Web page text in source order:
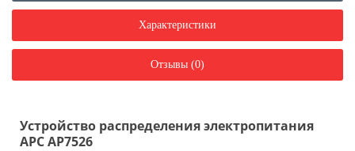
Характеристики
Отзывы (0)
Устройство распределения электропитания
APC AP7526